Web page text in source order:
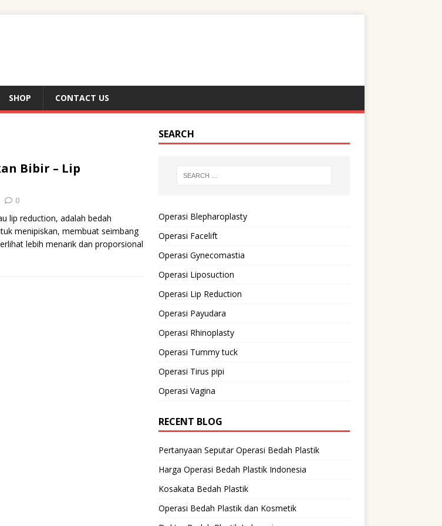
SHOP CONTACT US
Bibir – Lip
0
lip reduction, adalah bedah
menipiskan, membuat seimbang
lebih menarik dan proporsional
SEARCH
Operasi Blepharoplasty
Operasi Facelift
Operasi Gynecomastia
Operasi Liposuction
Operasi Lip Reduction
Operasi Payudara
Operasi Rhinoplasty
Operasi Tummy tuck
Operasi Tirus pipi
Operasi Vagina
RECENT BLOG
Pertanyaan Seputar Operasi Bedah Plastik
Harga Operasi Bedah Plastik Indonesia
Kosakata Bedah Plastik
Operasi Bedah Plastik dan Kosmetik